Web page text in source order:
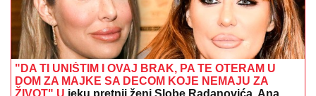
"DA TI UNIŠTIM I OVAJ BRAK, PA TE OTERAM U
DOM ZA MAJKE SA DECOM KOJE NEMAJU ZA
ŽIVOT" U jeku pretnji ženi Slobe Radanovića, Ana